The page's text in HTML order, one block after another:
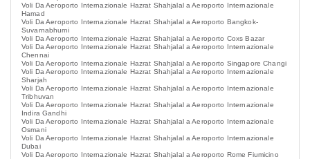
Voli Da Aeroporto Internazionale Hazrat Shahjalal a Aeroporto Internazionale
Hamad
Voli Da Aeroporto Internazionale Hazrat Shahjalal a Aeroporto Bangkok-
Suvarnabhumi
Voli Da Aeroporto Internazionale Hazrat Shahjalal a Aeroporto Coxs Bazar
Voli Da Aeroporto Internazionale Hazrat Shahjalal a Aeroporto Internazionale
Chennai
Voli Da Aeroporto Internazionale Hazrat Shahjalal a Aeroporto Singapore Changi
Voli Da Aeroporto Internazionale Hazrat Shahjalal a Aeroporto Internazionale
Sharjah
Voli Da Aeroporto Internazionale Hazrat Shahjalal a Aeroporto Internazionale
Tribhuvan
Voli Da Aeroporto Internazionale Hazrat Shahjalal a Aeroporto Internazionale
Indira Gandhi
Voli Da Aeroporto Internazionale Hazrat Shahjalal a Aeroporto Internazionale
Osmani
Voli Da Aeroporto Internazionale Hazrat Shahjalal a Aeroporto Internazionale
Dubai
Voli Da Aeroporto Internazionale Hazrat Shahjalal a Aeroporto Rome Fiumicino